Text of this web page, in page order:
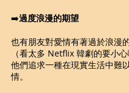
➡️過度浪漫的期望
也有朋友對愛情有著過於浪漫
（看太多 Netflix 韓劇的要小
他們追求一種在現實生活中難
情。